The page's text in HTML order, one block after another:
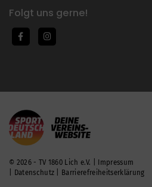
Folgt uns gerne!
© 2026 - TV 1860 Lich e.V. | Impressum
Datenschutz Barrierefreiheitserklärung